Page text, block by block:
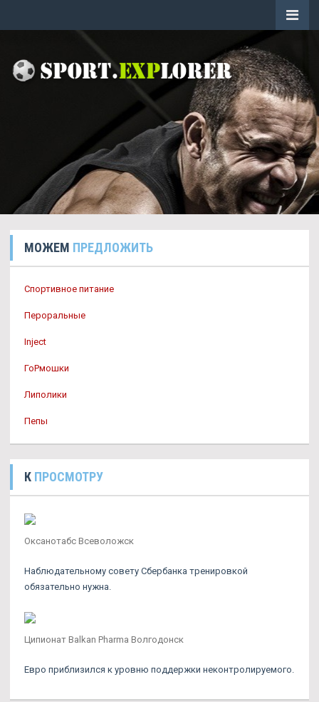
МОЖЕМ ПРЕДЛОЖИТЬ
Спортивное питание
Пероральные
Inject
ГоРмошки
Липолики
Пепы
К ПРОСМОТРУ
Оксанотабс Всеволожск
Наблюдательному совету Сбербанка тренировкой
обязательно нужна.
Ципионат Balkan Pharma Волгодонск
Евро приблизился к уровню поддержки неконтролируемого.